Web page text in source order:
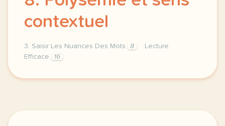
contextuel
3. Saisir Les Nuances Des Mots 8
Lecture
Efficace
16
saisir les nuances des mots la lecture lecon 8